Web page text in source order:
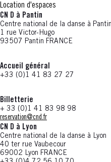
Location d'espaces
CN D à Pantin
Centre national de la danse à Pantin
1 rue Victor-Hugo
93507 Pantin FRANCE
Accueil général
+33 (0)1 41 83 27 27
Billetterie
+ 33 (0)1 41 83 98 98
reservation@cnd.fr
CN D à Lyon
Centre national de la danse à Lyon
40 ter rue Vaubecour
69002 Lyon FRANCE